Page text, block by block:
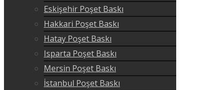
Eskişehir Poşet Baskı
Hakkari Poşet Baskı
Hatay Poşet Baskı
Isparta Poşet Baskı
Mersin Poşet Baskı
İstanbul Poşet Baskı